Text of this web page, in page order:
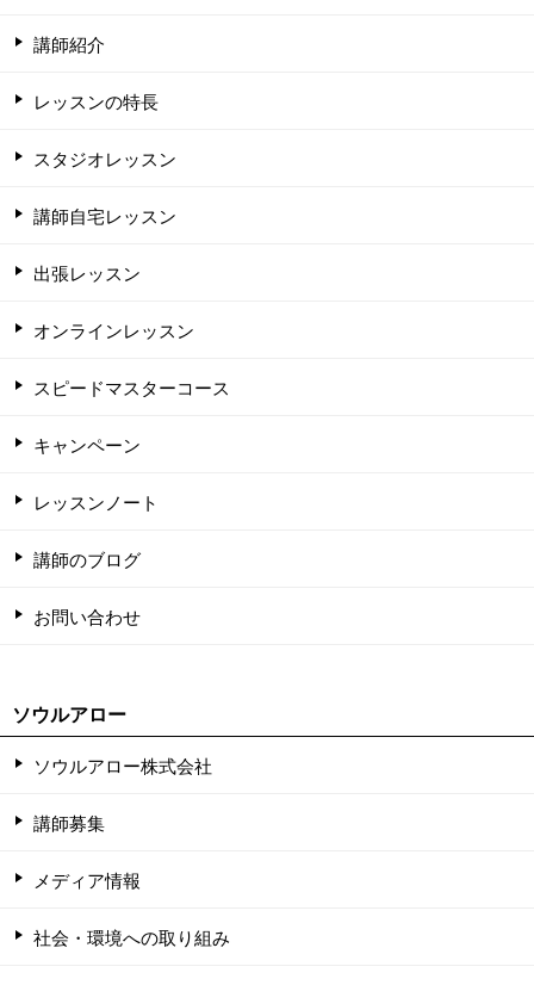
講師紹介
レッスンの特長
スタジオレッスン
講師自宅レッスン
出張レッスン
オンラインレッスン
スピードマスターコース
キャンペーン
レッスンノート
講師のブログ
お問い合わせ
ソウルアロー
ソウルアロー株式会社
講師募集
メディア情報
社会・環境への取り組み